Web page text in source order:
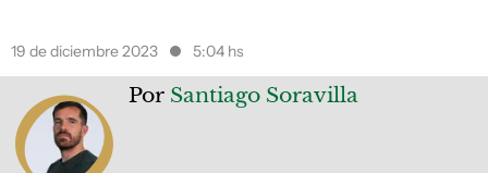
19 de diciembre 2023 5:04 hs
Por Santiago Soravilla